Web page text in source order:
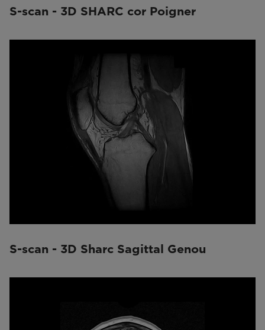
S-scan - 3D SHARC cor Poigner
S-scan - 3D Sharc Sagittal Genou